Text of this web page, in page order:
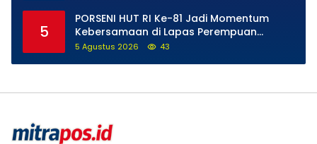
5
PORSENI HUT RI Ke-81 Jadi Momentum
Kebersamaan di Lapas Perempuan
Padang
5 Agustus 2026 43